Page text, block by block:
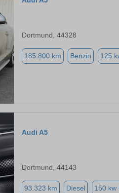
Dortmund, 44328
185.800 km Benzin 125
Audi A5
Dortmund, 44143
93.323 km Diesel 150 kw